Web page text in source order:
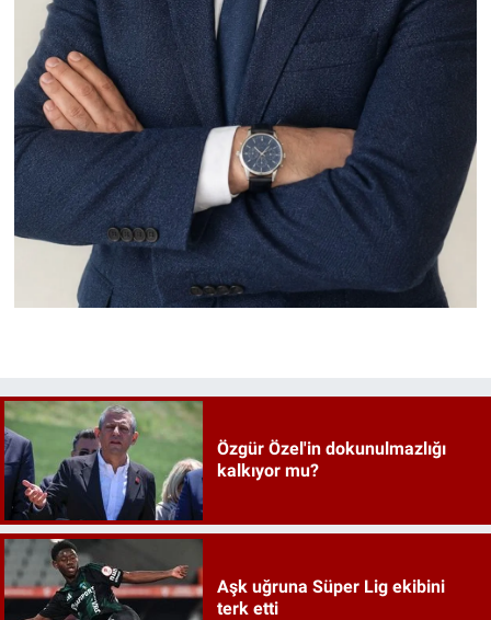
Özgür Özel'in dokunulmazlığı
kalkıyor mu?
Aşk uğruna Süper Lig ekibini
terk etti